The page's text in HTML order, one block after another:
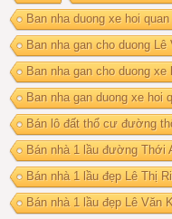
Ban nha duong xe hoi quan
Ban nha gan cho duong Lê
Ban nha gan cho duong xe
Ban nha gan duong xe hoi
Bán lô đất thổ cư đường
Bán nhà 1 lầu đường Thới
Bán nhà 1 lầu đẹp Lê Thị
Bán nhà 1 lầu đẹp Lê Văn